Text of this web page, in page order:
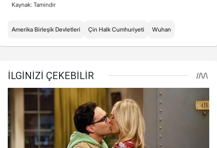
Kaynak: Tamindir
Amerika Birleşik Devletleri Çin Halk Cumhuriyeti Wuhan